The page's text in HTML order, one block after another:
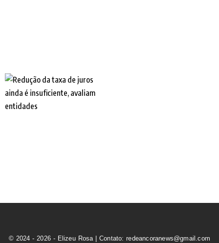
© 2024 - 2026 - Elizeu Rosa | Contato: redeancoranews@gmail.com